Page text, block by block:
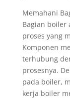
Memahani
Bagian boiler
proses yang
Komponen
terhubung
prosesnya.
pada boiler,
kerja boiler